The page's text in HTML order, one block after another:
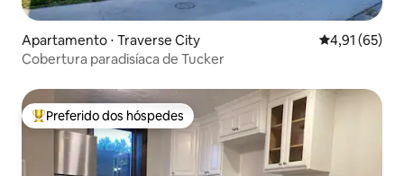
Apartamento ⋅ Traverse City 4,91 de uma
4,91 (65)
Cobertura paradisíaca de Tucker
Entre os melhores preferidos dos hóspedes
Preferido dos hóspedes